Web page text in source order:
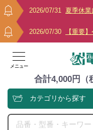
2026/07/31 夏季休
2026/07/30 【重要
メニュー
合計4,000円（